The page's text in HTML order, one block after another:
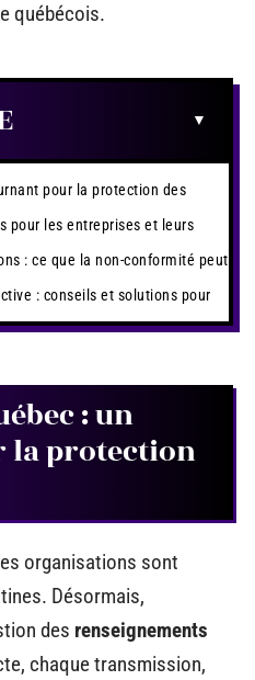
québécois.
pour la protection des
pour les entreprises et leurs
: ce que la non-conformité peut
: conseils et solutions pour
: un
protection
organisations sont
Désormais,
des renseignements
chaque transmission,